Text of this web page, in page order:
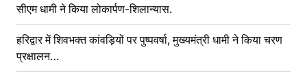
सीएम धामी ने किया लोकार्पण-शिलान्यास.
हरिद्वार में शिवभक्त कांवड़ियों पर पुष्पवर्षा, मुख्यमंत्री धामी ने किया चरण
प्रक्षालन…